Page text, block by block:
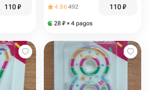
110₽ 4.86492 110₽
28 ₽ × 4 pagos